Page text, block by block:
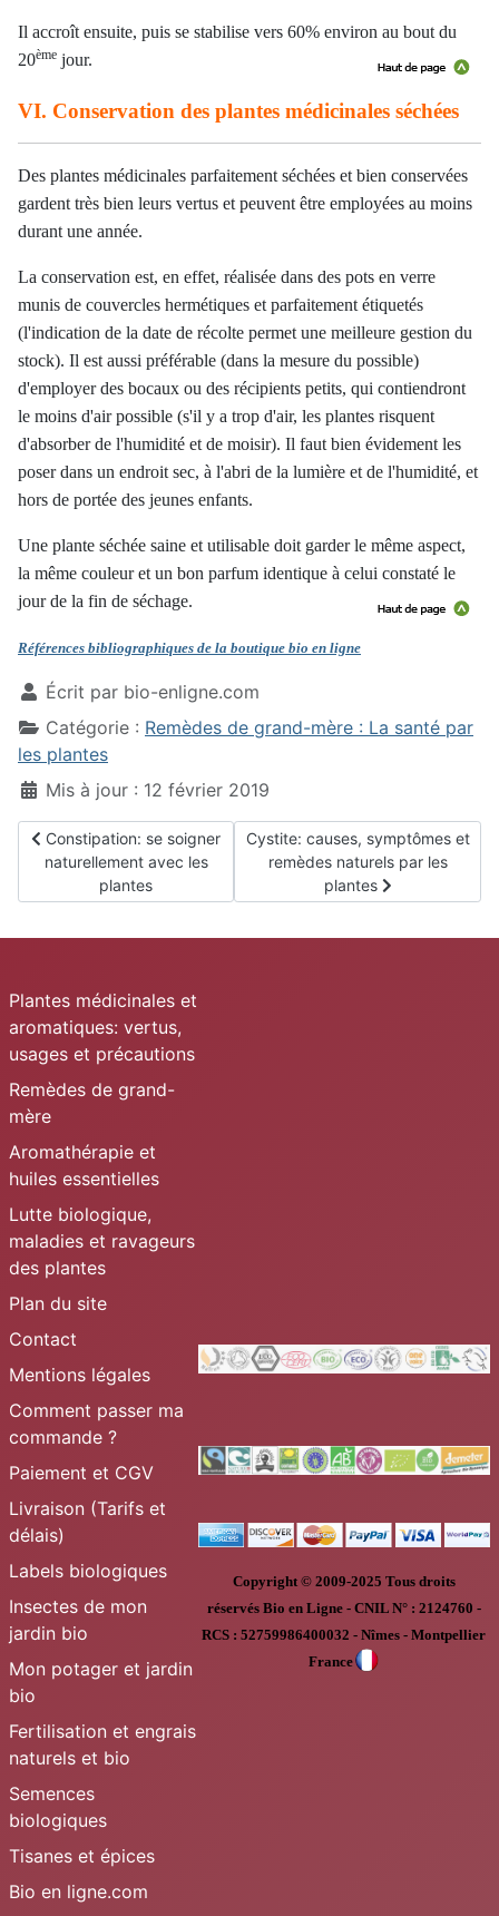
Il accroît ensuite, puis se stabilise vers 60% environ au bout du
20ème jour.
VI. Conservation des plantes médicinales séchées
Des plantes médicinales parfaitement séchées et bien conservées
gardent très bien leurs vertus et peuvent être employées au moins
durant une année.
La conservation est, en effet, réalisée dans des pots en verre
munis de couvercles hermétiques et parfaitement étiquetés
(l'indication de la date de récolte permet une meilleure gestion du
stock). Il est aussi préférable (dans la mesure du possible)
d'employer des bocaux ou des récipients petits, qui contiendront
le moins d'air possible (s'il y a trop d'air, les plantes risquent
d'absorber de l'humidité et de moisir). Il faut bien évidement les
poser dans un endroit sec, à l'abri de la lumière et de l'humidité, et
hors de portée des jeunes enfants.
Une plante séchée saine et utilisable doit garder le même aspect,
la même couleur et un bon parfum identique à celui constaté le
jour de la fin de séchage.
Références bibliographiques de la boutique bio en ligne
Écrit par bio-enligne.com
Catégorie : Remèdes de grand-mère : La santé par
les plantes
Mis à jour : 12 février 2019
Article précédent : Constipation: se soigner naturellement avec
Constipation: se soigner
naturellement avec les
plantes
Article suivant : Cystite: causes,
Cystite: causes, symptômes et
remèdes naturels par les
plantes
Plantes médicinales et
aromatiques: vertus,
usages et précautions
Remèdes de grand-
mère
Aromathérapie et
huiles essentielles
Lutte biologique,
maladies et ravageurs
des plantes
Plan du site
Contact
Mentions légales
Comment passer ma
commande ?
Paiement et CGV
Livraison (Tarifs et
délais)
Labels biologiques
Insectes de mon
jardin bio
Mon potager et jardin
bio
Fertilisation et engrais
naturels et bio
Semences
biologiques
Tisanes et épices
Bio en ligne.com
Copyright © 2009-2025 Tous droits
réservésBio en Ligne - CNIL N° : 2124760 -
RCS : 52759986400032 - Nîmes - Montpellier
France